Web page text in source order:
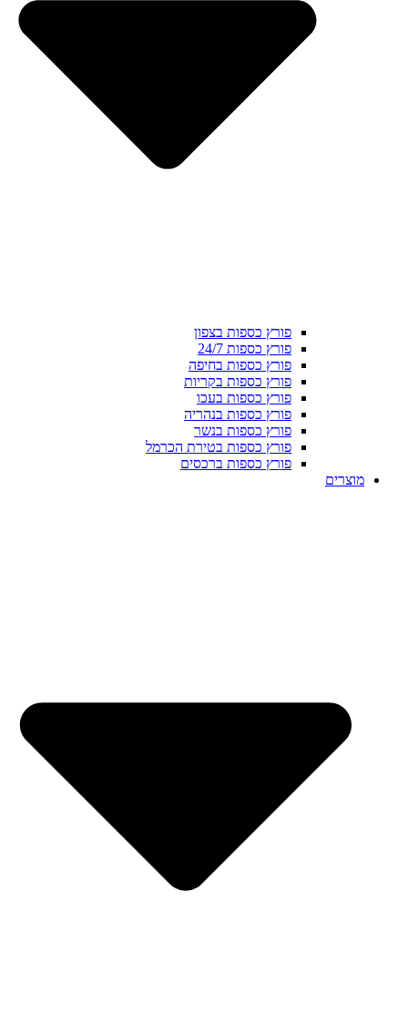
פורץ כספות בצפון
פורץ כספות 24/7
פורץ כספות בחיפה
פורץ כספות בקריות
פורץ כספות בעכו
פורץ כספות בנהריה
פורץ כספות בנשר
פורץ כספות בטירת הכרמל
פורץ כספות ברכסים
מוצרים